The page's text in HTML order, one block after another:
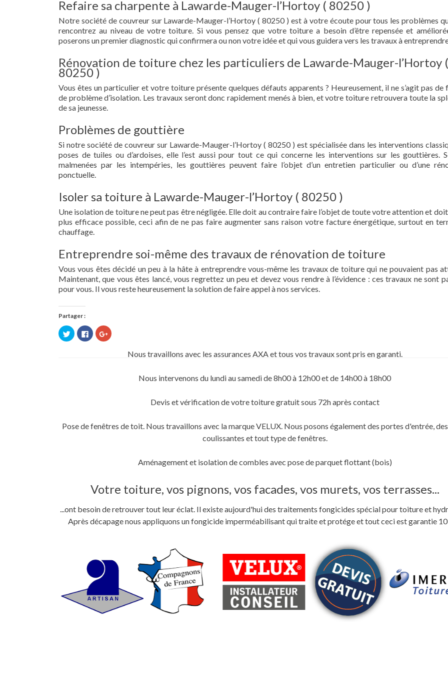
Refaire sa charpente à Lawarde-Mauger-l’Hortoy ( 80250 )
Notre société de couvreur sur Lawarde-Mauger-l’Hortoy ( 80250 ) est à votre écoute pour tous les problèmes
rencontrez au niveau de votre toiture. Si vous pensez que votre toiture a besoin d’être repensée et
poserons un premier diagnostic qui confirmera ou non votre idée et qui vous guidera vers les travaux à
Rénovation de toiture chez les particuliers de Lawarde-Mauger-l’Hortoy (
80250 )
Vous êtes un particulier et votre toiture présente quelques défauts apparents ? Heureusement, il ne s’agit pas de
de problème d’isolation. Les travaux seront donc rapidement menés à bien, et votre toiture retrouvera toute la
de sa jeunesse.
Problèmes de gouttière
Si notre société de couvreur sur Lawarde-Mauger-l’Hortoy ( 80250 ) est spécialisée dans les interventions
poses de tuiles ou d’ardoises, elle l’est aussi pour tout ce qui concerne les interventions sur les gouttières.
malmenées par les intempéries, les gouttières peuvent faire l’objet d’un entretien particulier ou d’une
ponctuelle.
Isoler sa toiture à Lawarde-Mauger-l’Hortoy ( 80250 )
Une isolation de toiture ne peut pas être négligée. Elle doit au contraire faire l’objet de toute votre attention et
plus efficace possible, ceci afin de ne pas faire augmenter sans raison votre facture énergétique, surtout en
chauffage.
Entreprendre soi-même des travaux de rénovation de toiture
Vous vous êtes décidé un peu à la hâte à entreprendre vous-même les travaux de toiture qui ne pouvaient pas
Maintenant, que vous êtes lancé, vous regrettez un peu et devez vous rendre à l’évidence : ces travaux ne sont
pour vous. Il vous reste heureusement la solution de faire appel à nos services.
Partager :
Cliquez
pour
partager
Cliquez
pour
partager
Facebook(ouvre
Cliquez
pour
Google+Nous travaillons avec les assurances AXA et tous vos travaux sont pris en garanti.
Nous intervenons du lundi au samedi de 8h00 à 12h00 et de 14h00 à 18h00
Devis et vérification de votre toiture gratuit sous 72h après contact
Pose de fenêtres de toit. Nous travaillons avec la marque VELUX. Nous posons également des portes d'entrée,
coulissantes et tout type de fenêtres.
Aménagement et isolation de combles avec pose de parquet flottant (bois)
Votre toiture, vos pignons, vos facades, vos murets, vos terrasses...
...ont besoin de retrouver tout leur éclat. Il existe aujourd'hui des traitements fongicides spécial pour toiture et
Après décapage nous appliquons un fongicide imperméabilisant qui traite et protége et tout ceci est garantie 10